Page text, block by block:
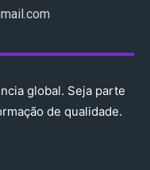
global. Seja parte
de qualidade.